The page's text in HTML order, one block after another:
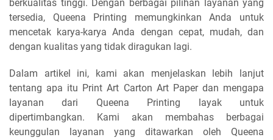
berkualitas tinggi. Dengan berbagai pilihan layanan yang
tersedia, Queena Printing memungkinkan Anda untuk
mencetak karya-karya Anda dengan cepat, mudah, dan
dengan kualitas yang tidak diragukan lagi.
Dalam artikel ini, kami akan menjelaskan lebih lanjut
tentang apa itu Print Art Carton Art Paper dan mengapa
layanan dari Queena Printing layak untuk
dipertimbangkan. Kami akan membahas berbagai
keunggulan layanan yang ditawarkan oleh Queena